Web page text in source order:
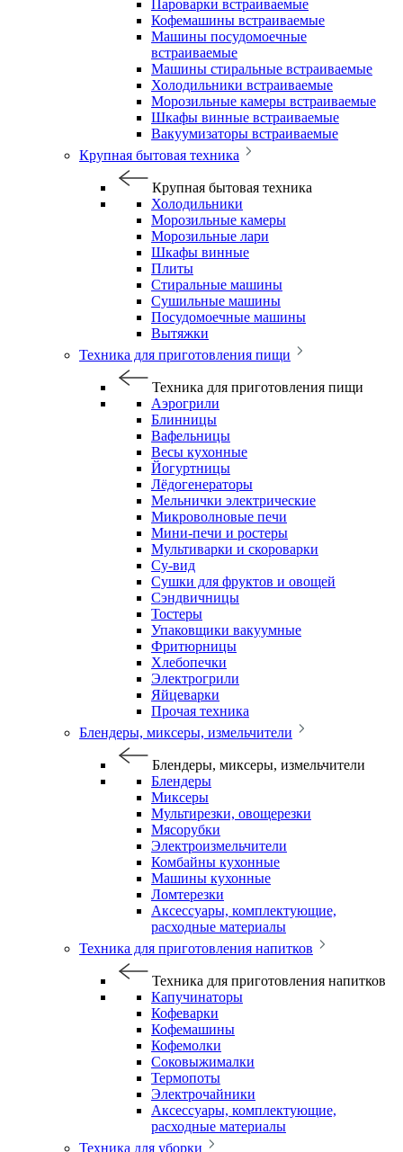
Пароварки встраиваемые
Кофемашины встраиваемые
Машины посудомоечные
встраиваемые
Машины стиральные встраиваемые
Холодильники встраиваемые
Морозильные камеры встраиваемые
Шкафы винные встраиваемые
Вакуумизаторы встраиваемые
Крупная бытовая техника
Крупная бытовая техника
Холодильники
Морозильные камеры
Морозильные лари
Шкафы винные
Плиты
Стиральные машины
Сушильные машины
Посудомоечные машины
Вытяжки
Техника для приготовления пищи
Техника для приготовления пищи
Аэрогрили
Блинницы
Вафельницы
Весы кухонные
Йогуртницы
Лёдогенераторы
Мельнички электрические
Микроволновые печи
Мини-печи и ростеры
Мультиварки и скороварки
Су-вид
Сушки для фруктов и овощей
Сэндвичницы
Тостеры
Упаковщики вакуумные
Фритюрницы
Хлебопечки
Электрогрили
Яйцеварки
Прочая техника
Блендеры, миксеры, измельчители
Блендеры, миксеры, измельчители
Блендеры
Миксеры
Мультирезки, овощерезки
Мясорубки
Электроизмельчители
Комбайны кухонные
Машины кухонные
Ломтерезки
Аксессуары, комплектующие,
расходные материалы
Техника для приготовления напитков
Техника для приготовления напитков
Капучинаторы
Кофеварки
Кофемашины
Кофемолки
Соковыжималки
Термопоты
Электрочайники
Аксессуары, комплектующие,
расходные материалы
Техника для уборки